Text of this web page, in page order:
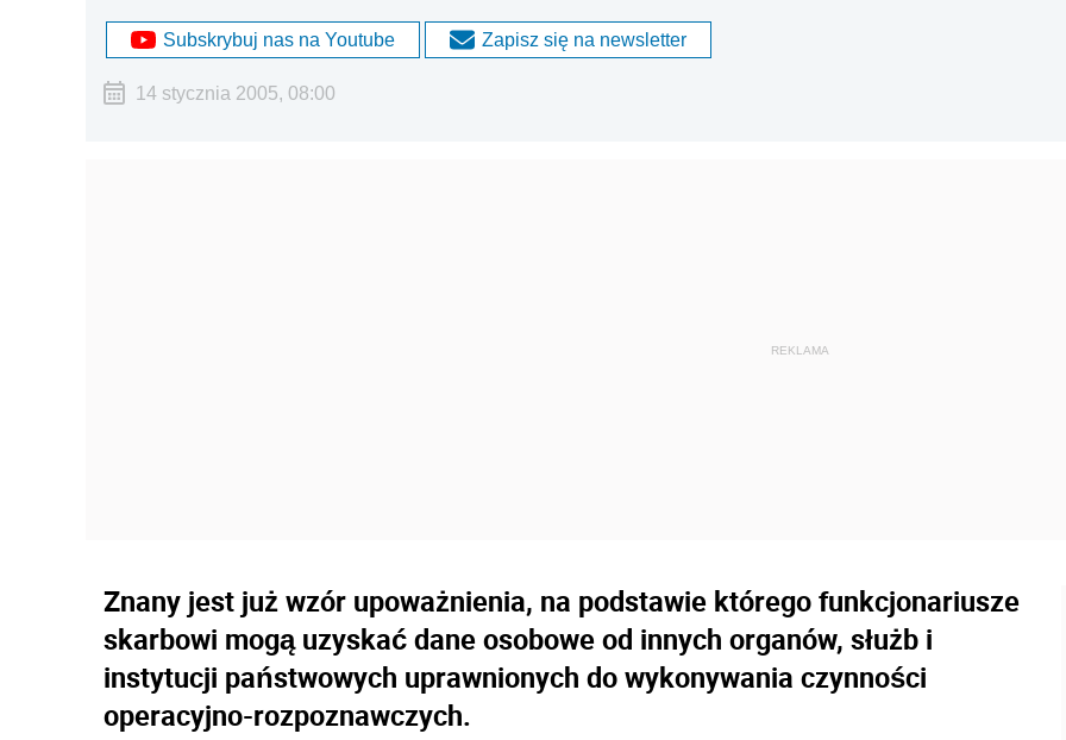
Subskrybuj nas na Youtube Zapisz się na newsletter
14 stycznia 2005, 08:00
Znany jest już wzór upoważnienia, na podstawie którego funkcjonariusze
skarbowi mogą uzyskać dane osobowe od innych organów, służb i
instytucji państwowych uprawnionych do wykonywania czynności
operacyjno-rozpoznawczych.